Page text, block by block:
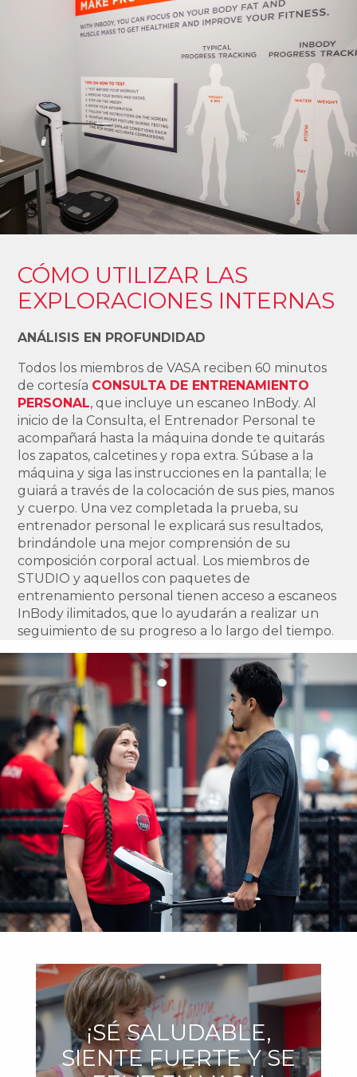
CÓMO UTILIZAR LAS
EXPLORACIONES INTERNAS
ANÁLISIS EN PROFUNDIDAD
Todos los miembros de VASA reciben 60 minutos
de cortesía CONSULTA DE ENTRENAMIENTO
PERSONAL, que incluye un escaneo InBody. Al
inicio de la Consulta, el Entrenador Personal te
acompañará hasta la máquina donde te quitarás
los zapatos, calcetines y ropa extra. Súbase a la
máquina y siga las instrucciones en la pantalla; le
guiará a través de la colocación de sus pies, manos
y cuerpo. Una vez completada la prueba, su
entrenador personal le explicará sus resultados,
brindándole una mejor comprensión de su
composición corporal actual. Los miembros de
STUDIO y aquellos con paquetes de
entrenamiento personal tienen acceso a escaneos
InBody ilimitados, que lo ayudarán a realizar un
seguimiento de su progreso a lo largo del tiempo.
¡SÉ SALUDABLE,
SIENTE FUERTE Y SE